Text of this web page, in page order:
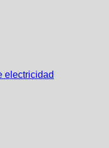
electricidad